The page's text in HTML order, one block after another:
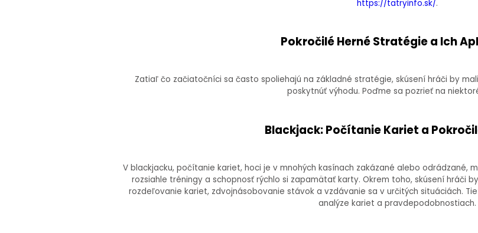
https://tatryinfo.sk/.
Pokročilé Herné Stratégie a Ich
Zatiaľ čo začiatočníci sa často spoliehajú na základné stratégie, skúsení hráči by
poskytnúť výhodu. Poďme sa pozrieť na
Blackjack: Počítanie Kariet a
V blackjacku, počítanie kariet, hoci je v mnohých kasínach zakázané alebo odrádzané,
rozsiahle tréningy a schopnosť rýchlo si zapamätať karty. Okrem toho, skúsení hráči
rozdeľovanie kariet, zdvojnásobovanie stávok a vzdávanie sa v určitých situáciách.
analýze kariet a pravdepodobnostiach.